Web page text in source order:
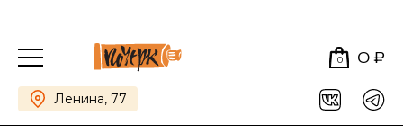
0 0 ₽
Ленина, 77